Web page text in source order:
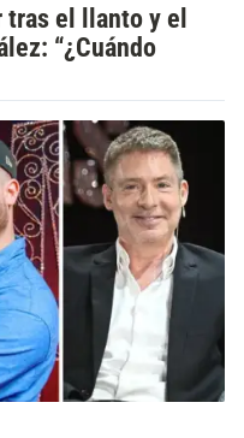
tras el llanto y el
“¿Cuándo